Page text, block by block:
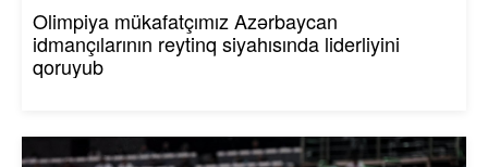
Olimpiya mükafatçımız Azərbaycan
idmançılarının reytinq siyahısında liderliyini
qoruyub